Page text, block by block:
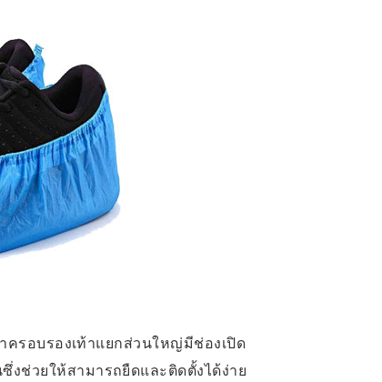
ครอบรองเท้าแยกส่วนใหญ่มีช่องเปิด
ช่วยให้สามารถยืดและติดตั้งได้ง่าย